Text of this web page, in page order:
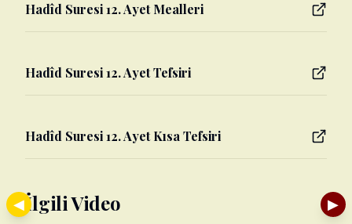
Hadîd Suresi 12. Ayet Mealleri
Hadîd Suresi 12. Ayet Tefsiri
Hadîd Suresi 12. Ayet Kısa Tefsiri
İlgili Video
◀ ▶